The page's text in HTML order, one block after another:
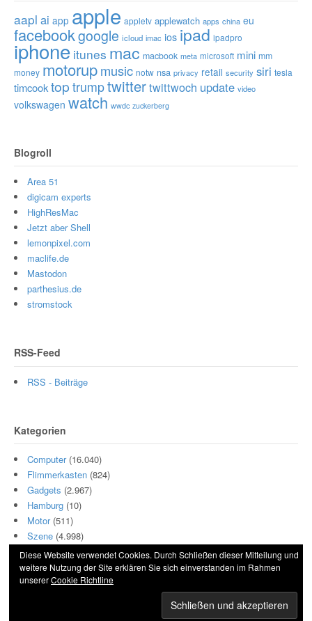
aapl ai app apple appletv applewatch apps china eu
facebookgoogle icloud imac ios ipad ipadpro
iphone itunes mac macbook meta microsoft mini mm
money motorupmusic notw nsa privacy retail security siri tesla
timcooktop trumptwittertwittwoch update video
volkswagen watch wwdc zuckerberg
Blogroll
Area 51
digicam experts
HighResMac
Jetzt aber Shell
lemonpixel.com
maclife.de
Mastodon
parthesius.de
stromstock
RSS-Feed
RSS - Beiträge
Kategorien
Computer(16.040)
Flimmerkasten (824)
Gadgets (2.967)
Hamburg (10)
Motor(511)
Szene (4.998)
© 2026 Hightech und Blech. All Rights Reserved.
Diese Website verwendet Cookies. Durch Schließen dieser Mitteilung und
weitere Nutzung der Site erklären Sie sich einverstanden im Rahmen
unsererCookie Richtline